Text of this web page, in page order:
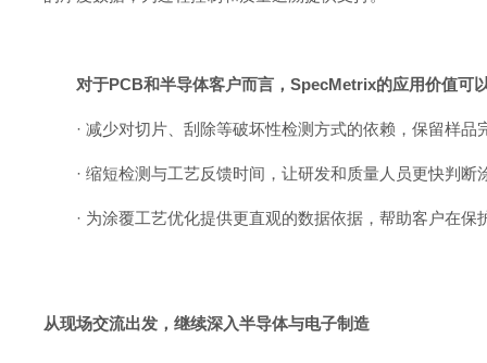
对于PCB和半导体客户而言，SpecMetrix的应用价值可
· 减少对切片、刮除等破坏性检测方式的依赖，保留样品
· 缩短检测与工艺反馈时间，让研发和质量人员更快判断
· 为涂覆工艺优化提供更直观的数据依据，帮助客户在
从现场交流出发， 继续深入半导体与电子制造